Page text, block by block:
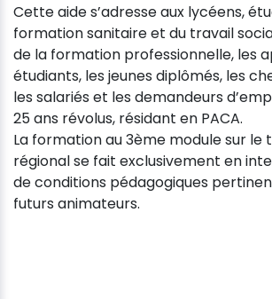
Cette aide s’adresse aux lycéens,
formation sanitaire et du travail
de la formation professionnelle, les
étudiants, les jeunes diplômés, les
les salariés et les demandeurs
25 ans révolus, résidant en PACA.
La formation au 3ème module sur le
régional se fait exclusivement en
de conditions pédagogiques
futurs animateurs.